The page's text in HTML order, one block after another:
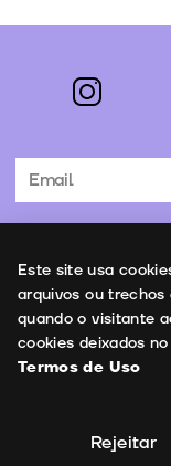
instagram
Subscrever
Copyright © 2026 |
Este site usa
arquivos ou
quando o visitante
cookies deixados
Termos de Uso
Rejeitar